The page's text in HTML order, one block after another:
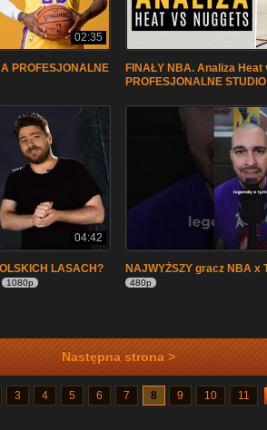
02:35
PROFESJONALNE
FINAŁY NBA. Analiza Heat
PROFESJONALNE
04:42
LASACH?
1080p
NAJWYŻSZY gracz NBA x
480p
Następna strona >
3 4 5 6 7 8 9 10 11